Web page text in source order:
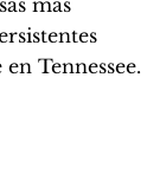
Tennessee.